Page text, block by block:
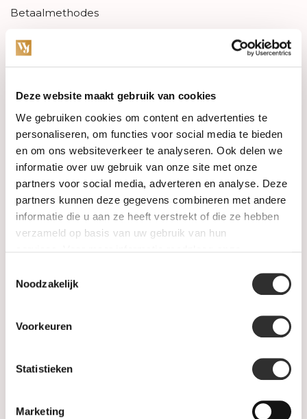
Deze website maakt gebruik van cookies
We gebruiken cookies om content en advertenties te
personaliseren, om functies voor social media te bieden
en om ons websiteverkeer te analyseren. Ook delen we
informatie over uw gebruik van onze site met onze
partners voor social media, adverteren en analyse. Deze
partners kunnen deze gegevens combineren met andere
informatie die u aan ze heeft verstrekt of die ze hebben
verzameld op basis van uw gebruik van hun
Noodzakelijk
Voorkeuren
Statistieken
Marketing
Betaalmethodes
Sitemap
Categories
Watches
Jewellery
Wedding rings
PRE-OWNED
Maatwerk